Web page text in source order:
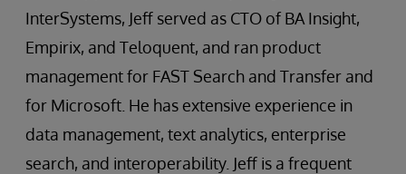
InterSystems, Jeff served as CTO of BA Insight,
Empirix, and Teloquent, and ran product
management for FAST Search and Transfer and
for Microsoft. He has extensive experience in
data management, text analytics, enterprise
search, and interoperability. Jeff is a frequent